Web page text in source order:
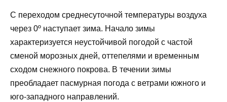
С переходом среднесуточной температуры воздуха
через 0º наступает зима. Начало зимы
характеризуется неустойчивой погодой с частой
сменой морозных дней, оттепелями и временным
сходом снежного покрова. В течении зимы
преобладает пасмурная погода с ветрами южного и
юго-западного направлений.